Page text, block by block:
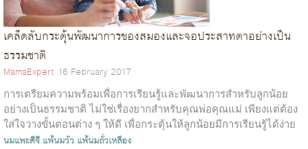
เคล็ดลับกระตุ้นพัฒนาการของสมองและจอประสาทตาอย่างเป็น
ธรรมชาติ
MamaExpert 16 February 2017
การเตรียมความพร้อมเพื่อการเรียนรู้และพัฒนาการสำหรับลูกน้อย
อย่างเป็นธรรมชาติ ไม่ใช่เรื่องยากสำหรับคุณพ่อคุณแม่ เพียงแต่ต้อง
ใส่ใจวางขั้นตอนต่าง ๆ ให้ดี เพื่อกระตุ้นให้ลูกน้อยมีการเรียนรู้ได้ง่าย
ขึ้น โ...
นมแพะดีจี แพ้นมวัว แพ้นมถั่วเหลือง